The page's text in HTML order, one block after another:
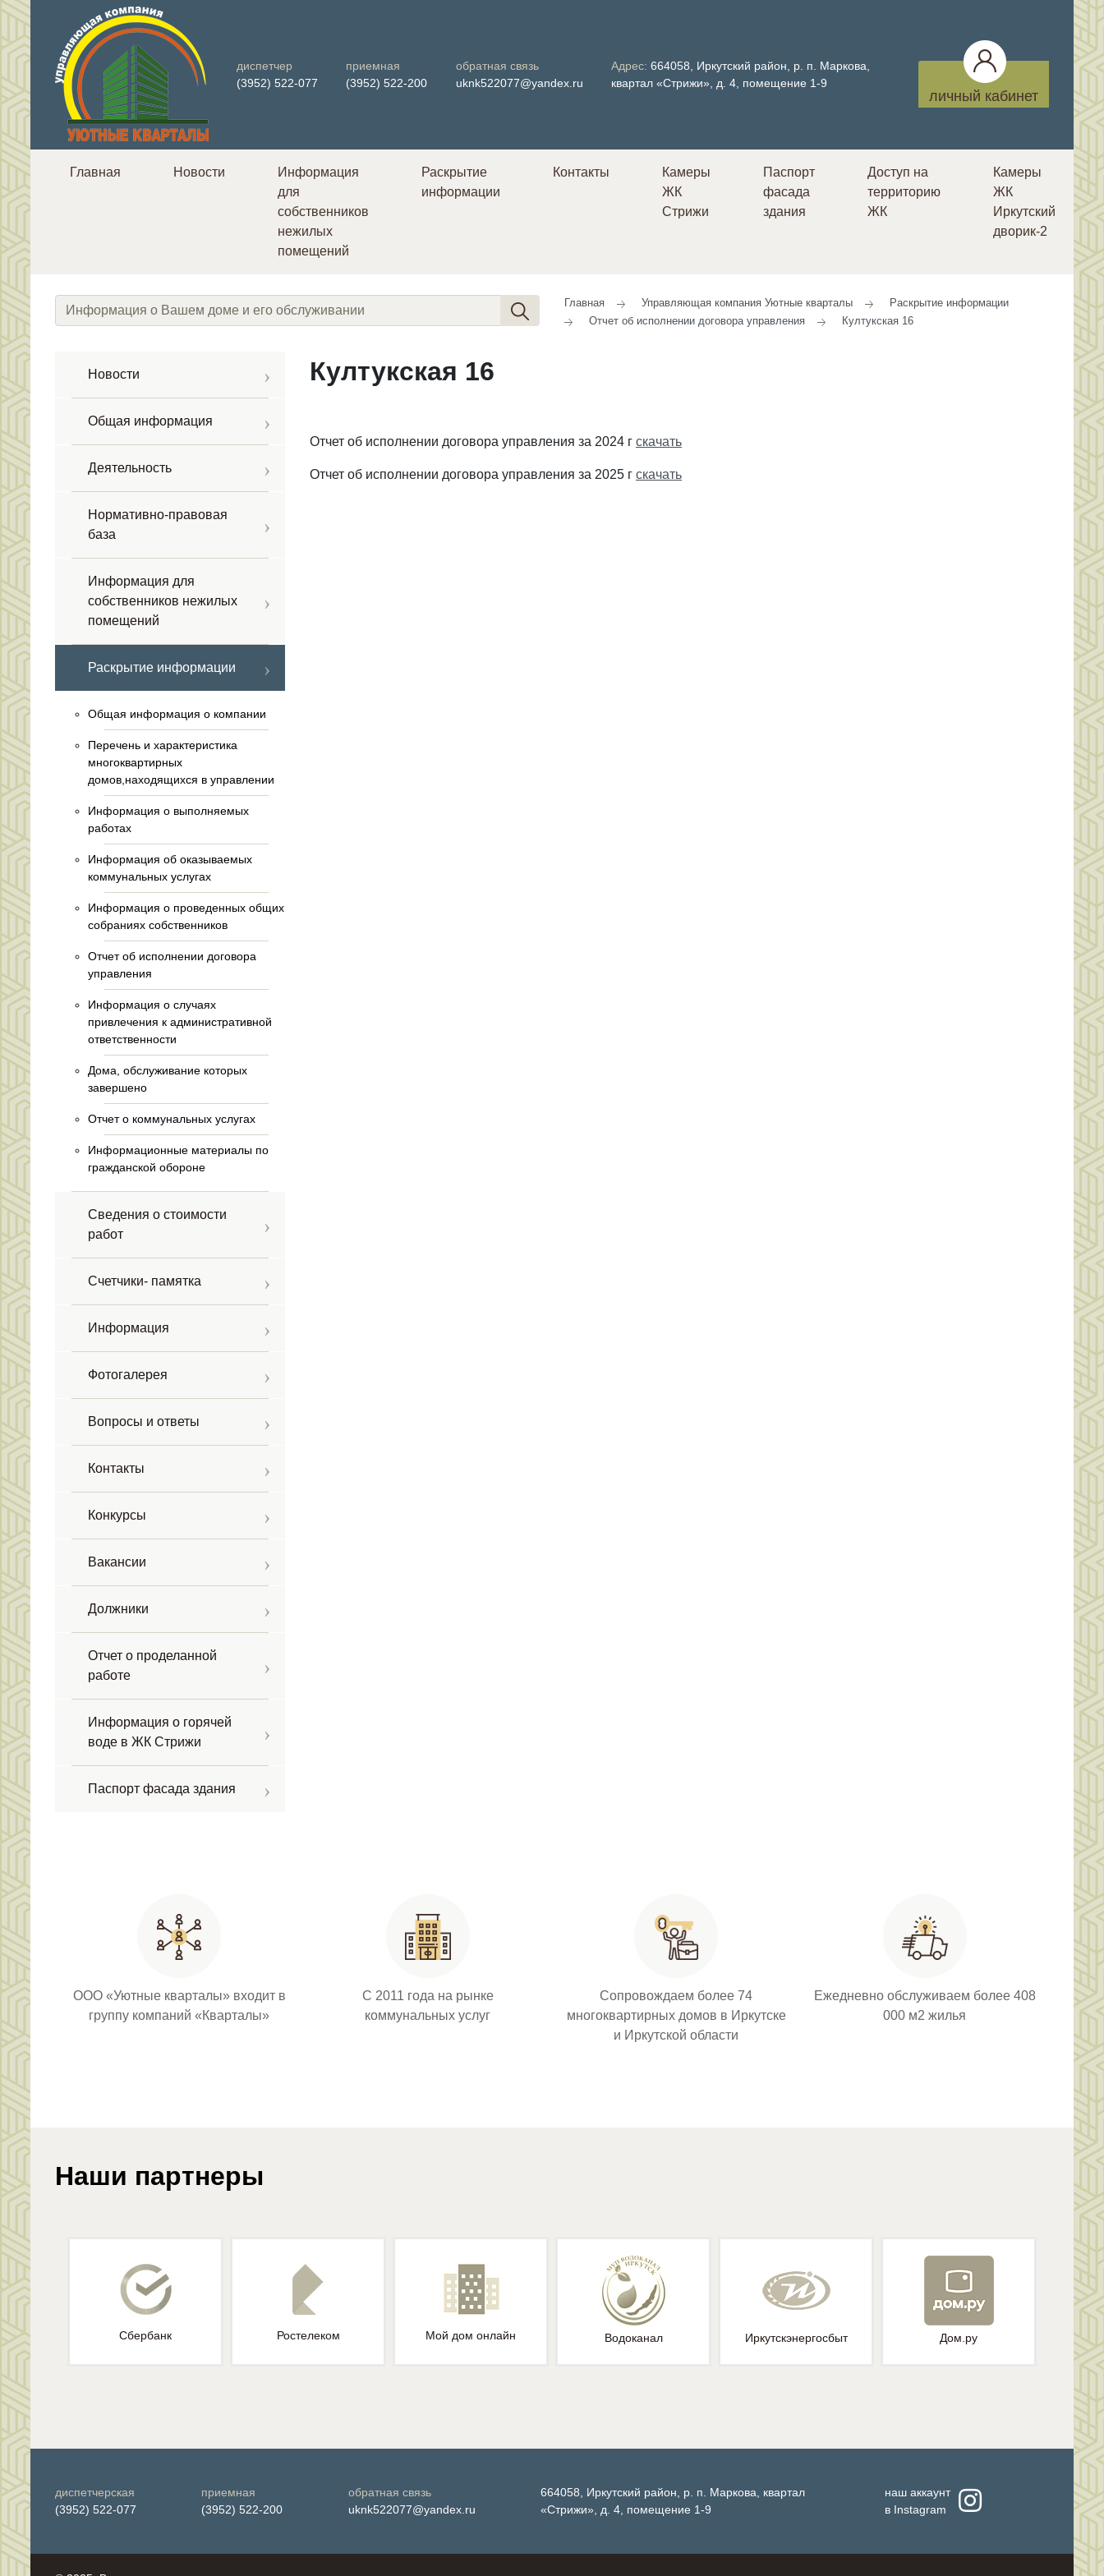
диспетчер
(3952) 522-077
приемная
(3952) 522-200
обратная связь
uknk522077@yandex.ru
Адрес: 664058, Иркутский район, р. п. Маркова,
квартал «Стрижи», д. 4, помещение 1-9
личный кабинет
Главная Новости
Информация
для
собственников
нежилых
помещений
Раскрытие
информации
Контакты
Камеры
ЖК
Стрижи
Паспорт
фасада
здания
Доступ на
территорию
ЖК
Камеры
ЖК
Иркутский
дворик-2
Главная Управляющая компания Уютные кварталы
Раскрытие информации
Отчет об исполнении договора управления
Култукская 16
Новости
Общая информация
Деятельность
Нормативно-правовая
база
Информация для
собственников нежилых
помещений
Раскрытие информации
Общая информация о компании
Перечень и характеристика
многоквартирных
домов,находящихся в управлении
Информация о выполняемых
работах
Информация об оказываемых
коммунальных услугах
Информация о проведенных общих
собраниях собственников
Отчет об исполнении договора
управления
Информация о случаях
привлечения к административной
ответственности
Дома, обслуживание которых
завершено
Отчет о коммунальных услугах
Информационные материалы по
гражданской обороне
Сведения о стоимости
работ
Счетчики- памятка
Информация
Фотогалерея
Вопросы и ответы
Контакты
Конкурсы
Вакансии
Должники
Отчет о проделанной
работе
Информация о горячей
воде в ЖК Стрижи
Паспорт фасада здания
Култукская 16
Отчет об исполнении договора управления за 2024 г скачать
Отчет об исполнении договора управления за 2025 г скачать
ООО «Уютные кварталы» входит в
группу компаний «Кварталы»
С 2011 года на рынке
коммунальных услуг
Сопровождаем более 74
многоквартирных домов в Иркутске
и Иркутской области
Ежедневно обслуживаем более 408
000 м2 жилья
Наши партнеры
Сбербанк Ростелеком Мой дом онлайн Водоканал Иркутскэнергосбыт Дом.ру
диспетчерская
(3952) 522-077
приемная
(3952) 522-200
обратная связь
uknk522077@yandex.ru
664058, Иркутский район, р. п. Маркова, квартал
«Стрижи», д. 4, помещение 1-9
наш аккаунт
в Instagram